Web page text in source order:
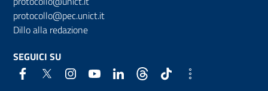
protocollo@pec.unict.it
Dillo alla redazione
SEGUICI SU